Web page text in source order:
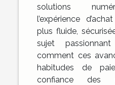
solutions
l’expérience
plus fluide,
sujet
comment ces
habitudes de
confiance des